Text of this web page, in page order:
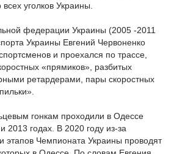
уголков Украины.
федерации Украины (2005 -2011
Украины Евгений Червоненко
и проехался по трассе,
«прямиков», разбитых
ретардерами, пары скоростных
гонкам проходили в Одессе
2013 годах. В 2020 году из-за
этапов Чемпионата Украины проводят